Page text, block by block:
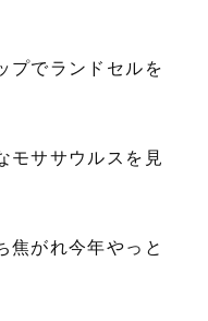
プでランドセルを
モササウルスを見
焦がれ今年やっと